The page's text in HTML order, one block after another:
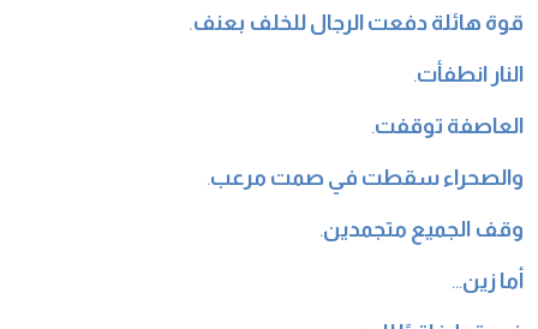
قوة هائلة دفعت الرجال للخلف بعنف.
النار انطفأت.
العاصفة توقفت.
والصحراء سقطت في صمت مرعب.
وقف الجميع متجمدين.
أما زين…